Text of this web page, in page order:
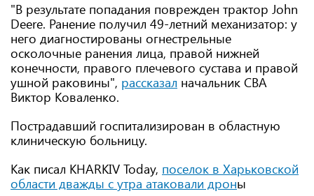
"В результате попадания поврежден трактор John
Deere. Ранение получил 49-летний механизатор: у
него диагностированы огнестрельные
осколочные ранения лица, правой нижней
конечности, правого плечевого сустава и правой
ушной раковины", рассказал начальник СВА
Виктор Коваленко.
Пострадавший госпитализирован в областную
клиническую больницу.
Как писал KHARKIV Today, поселок в Харьковской
области дважды с утра атаковали дроны